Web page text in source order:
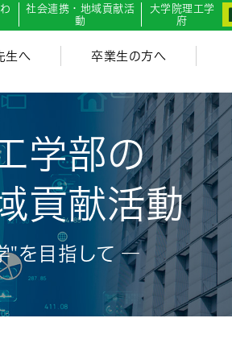
社会連携・地域貢献活
動
大学院理工学
府
生へ 卒業生の方へ
学部の
貢献活動
"を目指して ―